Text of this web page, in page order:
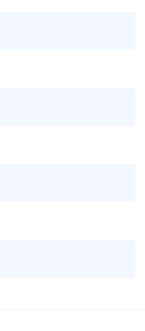
wat betreft
aggregaten
Compressor en